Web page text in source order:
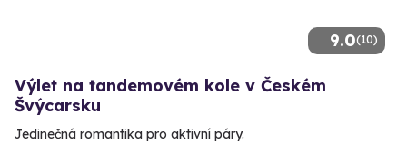
9.0(10)
Výlet na tandemovém kole v Českém
Švýcarsku
Jedinečná romantika pro aktivní páry.